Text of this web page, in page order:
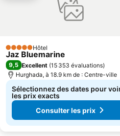
5 ÉtoilesHôtel
Jaz Bluemarine
9,5 Excellent (15 353 évaluations)
Hurghada, à 18.9 km de : Centre-ville
Sélectionnez des dates pour
les prix exacts
Consulter les prix